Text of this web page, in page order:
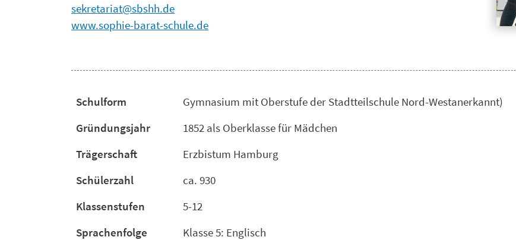
sekretariat@sbshh.de
www.sophie-barat-schule.de
Schulform
Gymnasium mit Oberstufe der Stadtteilschule Nord-Westanerkannt)
Gründungsjahr
1852 als Oberklasse für Mädchen
Trägerschaft
Erzbistum Hamburg
Schülerzahl
ca. 930
Klassenstufen
5-12
Sprachenfolge
Klasse 5: Englisch